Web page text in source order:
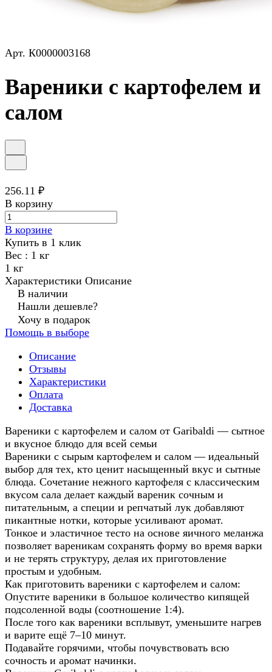
Арт. К0000003168
Вареники с картофелем и
салом
256.11 ₽
В корзину
В корзине
Купить в 1 клик
Вес : 1 кг
1 кг
Характеристики Описание
В наличии
Нашли дешевле?
Хочу в подарок
Помощь в выборе
Описание
Отзывы
Характеристики
Оплата
Доставка
Вареники с картофелем и салом от Garibaldi — сытное
и вкусное блюдо для всей семьи
Вареники с сырым картофелем и салом — идеальный
выбор для тех, кто ценит насыщенный вкус и сытные
блюда. Сочетание нежного картофеля с классическим
вкусом сала делает каждый вареник сочным и
питательным, а специи и репчатый лук добавляют
пикантные нотки, которые усиливают аромат.
Тонкое и эластичное тесто на основе яичного меланжа
позволяет вареникам сохранять форму во время варки
и не терять структуру, делая их приготовление
простым и удобным.
Как приготовить вареники с картофелем и салом:
Опустите вареники в большое количество кипящей
подсоленной воды (соотношение 1:4).
После того как вареники всплывут, уменьшите нагрев
и варите ещё 7–10 минут.
Подавайте горячими, чтобы почувствовать всю
сочность и аромат начинки.